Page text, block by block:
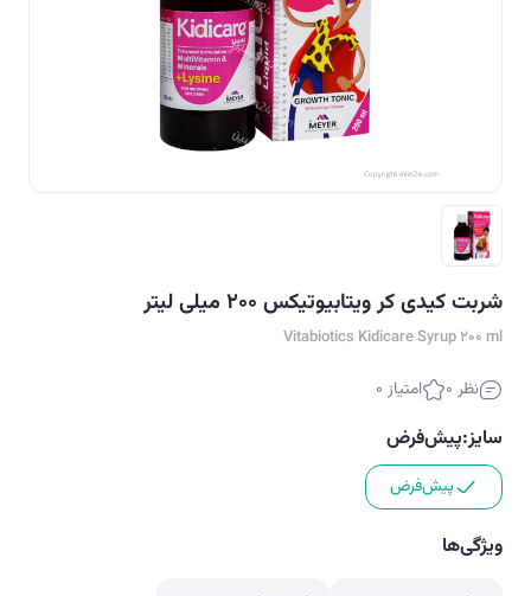
شربت کیدی کر ویتابیوتیکس 200 میلی لیتر
Vitabiotics Kidicare Syrup 200 ml
نظر 0 امتیاز 0
سایز:پیش‌فرض
پیش‌فرض
ویژگی‌ها